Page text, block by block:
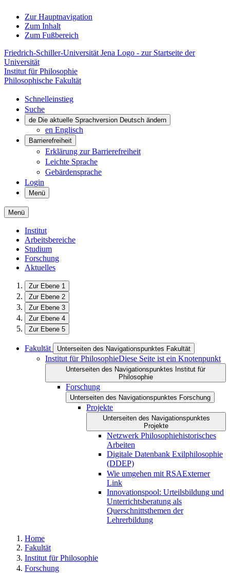
Zur Hauptnavigation
Zum Inhalt
Zum Fußbereich
Friedrich-Schiller-Universität Jena Logo - zur Startseite der
Universität
Institut für Philosophie
Philosophische Fakultät
Schnelleinstieg
Suche
de Die aktuelle Sprachversion Deutsch ändern
en Englisch
Barrierefreiheit
Erklärung zur Barrierefreiheit
Leichte Sprache
Gebärdensprache
Login
Menü
Menü
Institut
Arbeitsbereiche
Studium
Forschung
Aktuelles
Zur Ebene 1
Zur Ebene 2
Zur Ebene 3
Zur Ebene 4
Zur Ebene 5
Fakultät Unterseiten des Navigationspunktes Fakultät
Institut für PhilosophieDiese Seite ist ein Knotenpunkt
Unterseiten des Navigationspunktes Institut für
Philosophie
Forschung
Unterseiten des Navigationspunktes Forschung
Projekte
Unterseiten des Navigationspunktes
Projekte
Netzwerk Philosophiehistorisches
Arbeiten
Digitale Datenbank Exilphilosophie
(DDEP)
Wie umgehen mit RSAExterner
Link
Innovationspool: Urteilsbildung und
Unterrichtsberatung als
Querschnittsthemen der
Lehrerbildung
Home
Fakultät
Institut für Philosophie
Forschung